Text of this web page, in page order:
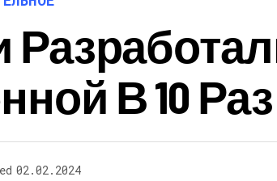
В 10
02.02.2024